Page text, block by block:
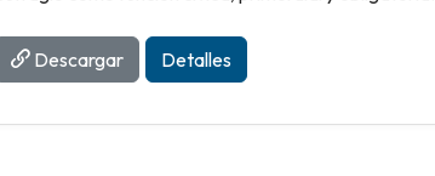
Descargar Detalles